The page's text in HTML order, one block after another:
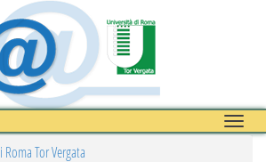
Toggle
Tor Vergata